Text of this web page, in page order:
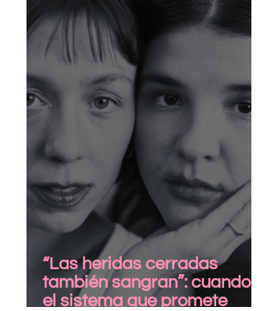
“Las heridas cerradas
también sangran”: cuando
el sistema que promete